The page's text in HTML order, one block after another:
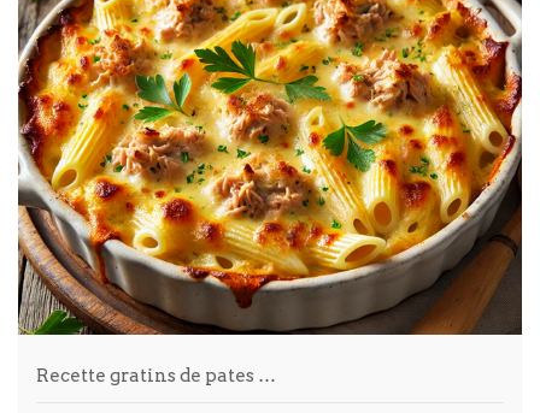
Recette gratins de pates …